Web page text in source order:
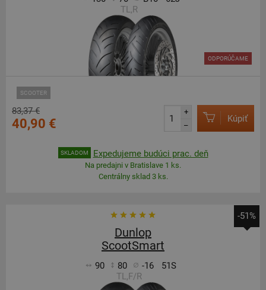
TL,R
SCOOTER
ODPORÚČAME
83,37 €
40,90 €
+
–
Kúpiť
SKLADOM Expedujeme budúci prac. deň
Na predajni v Bratislave 1 ks.
Centrálny sklad 3 ks.
-51%
Dunlop
ScootSmart
90 80 -16
51S
TL,F/R